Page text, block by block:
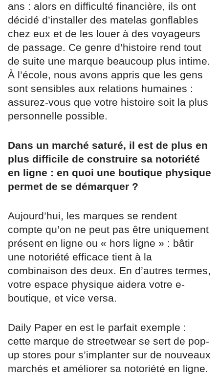
ans : alors en difficulté financière, ils ont
décidé d’installer des matelas gonflables
chez eux et de les louer à des voyageurs
de passage. Ce genre d’histoire rend tout
de suite une marque beaucoup plus intime.
À l’école, nous avons appris que les gens
sont sensibles aux relations humaines :
assurez-vous que votre histoire soit la plus
personnelle possible.
Dans un marché saturé, il est de plus en
plus difficile de construire sa notoriété
en ligne : en quoi une boutique physique
permet de se démarquer ?
Aujourd’hui, les marques se rendent
compte qu’on ne peut pas être uniquement
présent en ligne ou « hors ligne » : bâtir
une notoriété efficace tient à la
combinaison des deux. En d’autres termes,
votre espace physique aidera votre e-
boutique, et vice versa.
Daily Paper en est le parfait exemple :
cette marque de streetwear se sert de pop-
up stores pour s’implanter sur de nouveaux
marchés et améliorer sa notoriété en ligne.